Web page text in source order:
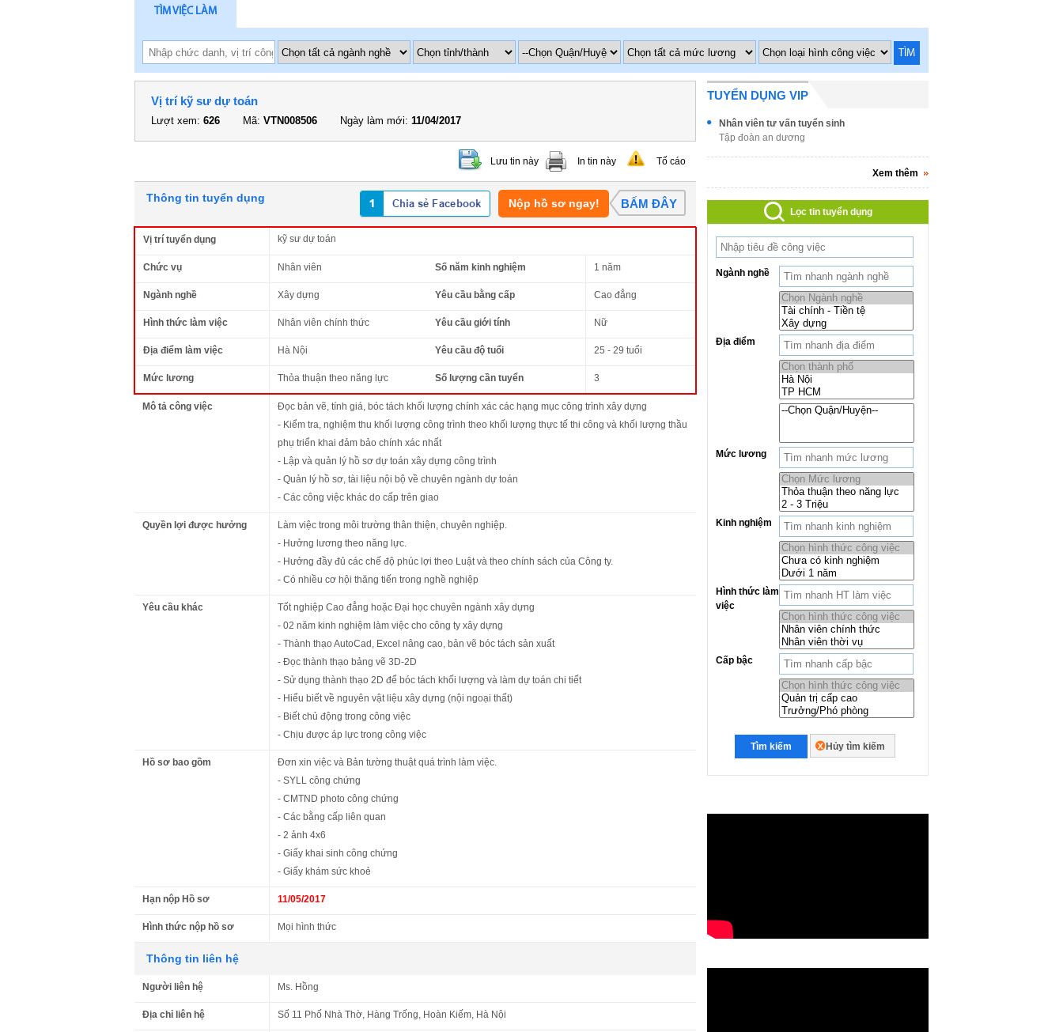
TÌM VIỆC LÀM
TÌM
Vị trí kỹ sư dự toán
Lượt xem: 626 Mã: VTN008506 Ngày làm mới: 11/04/2017
Lưu tin này In tin này Tố cáo
Thông tin tuyển dụng Nộp hồ sơ ngay! BẤM ĐÂY
Vị trí tuyển dụng kỹ sư dự toán
Chức vụ Nhân viên Số năm kinh nghiệm 1 năm
Ngành nghề Xây dựng Yêu cầu bằng cấp Cao đẳng
Hình thức làm việc Nhân viên chính thức Yêu cầu giới tính Nữ
Địa điểm làm việc Hà Nội Yêu cầu độ tuổi 25 - 29 tuổi
Mức lương Thỏa thuận theo năng lực Số lượng cần tuyển 3
Mô tả công việc
Đọc bản vẽ, tính giá, bóc tách khối lượng chính xác các hạng mục công trình xây dựng
- Kiểm tra, nghiệm thu khối lượng công trình theo khối lượng thực tế thi công và khối lượng thầu
phụ triển khai đảm bảo chính xác nhất
- Lập và quản lý hồ sơ dự toán xây dựng công trình
- Quản lý hồ sơ, tài liệu nội bộ về chuyên ngành dự toán
- Các công việc khác do cấp trên giao
Quyền lợi được hưởng
Làm việc trong môi trường thân thiện, chuyên nghiệp.
- Hưởng lương theo năng lực.
- Hưởng đầy đủ các chế độ phúc lợi theo Luật và theo chính sách của Công ty.
- Có nhiều cơ hội thăng tiến trong nghề nghiệp
Yêu cầu khác
Tốt nghiệp Cao đẳng hoặc Đại học chuyên ngành xây dựng
- 02 năm kinh nghiệm làm việc cho công ty xây dựng
- Thành thạo AutoCad, Excel nâng cao, bản vẽ bóc tách sản xuất
- Đọc thành thạo bảng vẽ 3D-2D
- Sử dụng thành thạo 2D để bóc tách khối lượng và làm dự toán chi tiết
- Hiểu biết về nguyên vật liệu xây dựng (nội ngoại thất)
- Biết chủ động trong công việc
- Chịu được áp lực trong công việc
Hồ sơ bao gồm
Đơn xin việc và Bản tường thuật quá trình làm việc.
- SYLL công chứng
- CMTND photo công chứng
- Các bằng cấp liên quan
- 2 ảnh 4x6
- Giấy khai sinh công chứng
- Giấy khám sức khoẻ
Hạn nộp Hồ sơ 11/05/2017
Hình thức nộp hồ sơ Mọi hình thức
Thông tin liên hệ
Người liên hệ Ms. Hồng
Địa chỉ liên hệ Số 11 Phố Nhà Thờ, Hàng Trống, Hoàn Kiếm, Hà Nội
TUYỂN DỤNG VIP
Nhân viên tư vấn tuyển sinh
Tập đoàn an dương
Xem thêm
Lọc tin tuyển dụng
Ngành nghề
Địa điểm
Mức lương
Kinh nghiệm
Hình thức làm
việc
Cấp bậc
Tìm kiếm Hủy tìm kiếm